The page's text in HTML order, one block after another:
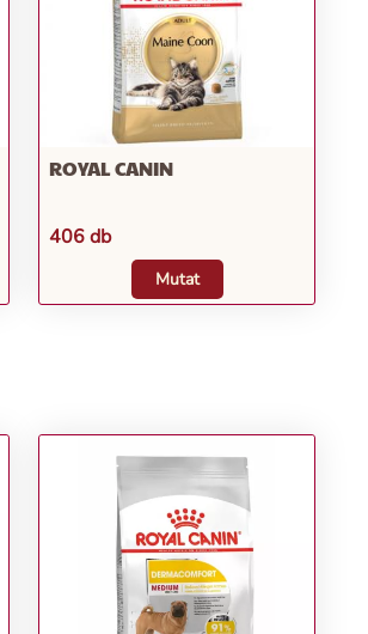
ROYAL CANIN
406 db
Mutat